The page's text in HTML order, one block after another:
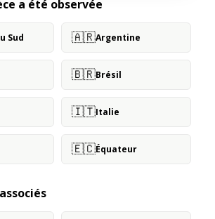
a été observée
Sud 🇦🇷Argentine
🇧🇷Brésil
🇮🇹Italie
🇪🇨Équateur